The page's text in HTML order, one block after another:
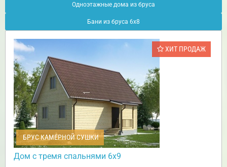
Одноэтажные дома из бруса
Бани из бруса 6х8
ХИТ ПРОДАЖ
БРУС КАМЕРНОЙ СУШКИ
Дом с тремя спальнями 6х9